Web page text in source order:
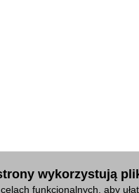
wykorzystują
funkcjonalnych, aby